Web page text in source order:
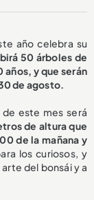
año celebra su
50 árboles de
años, y que serán
de agosto.
este mes será
de altura que
de la mañana y
los curiosos, y
del bonsái y a